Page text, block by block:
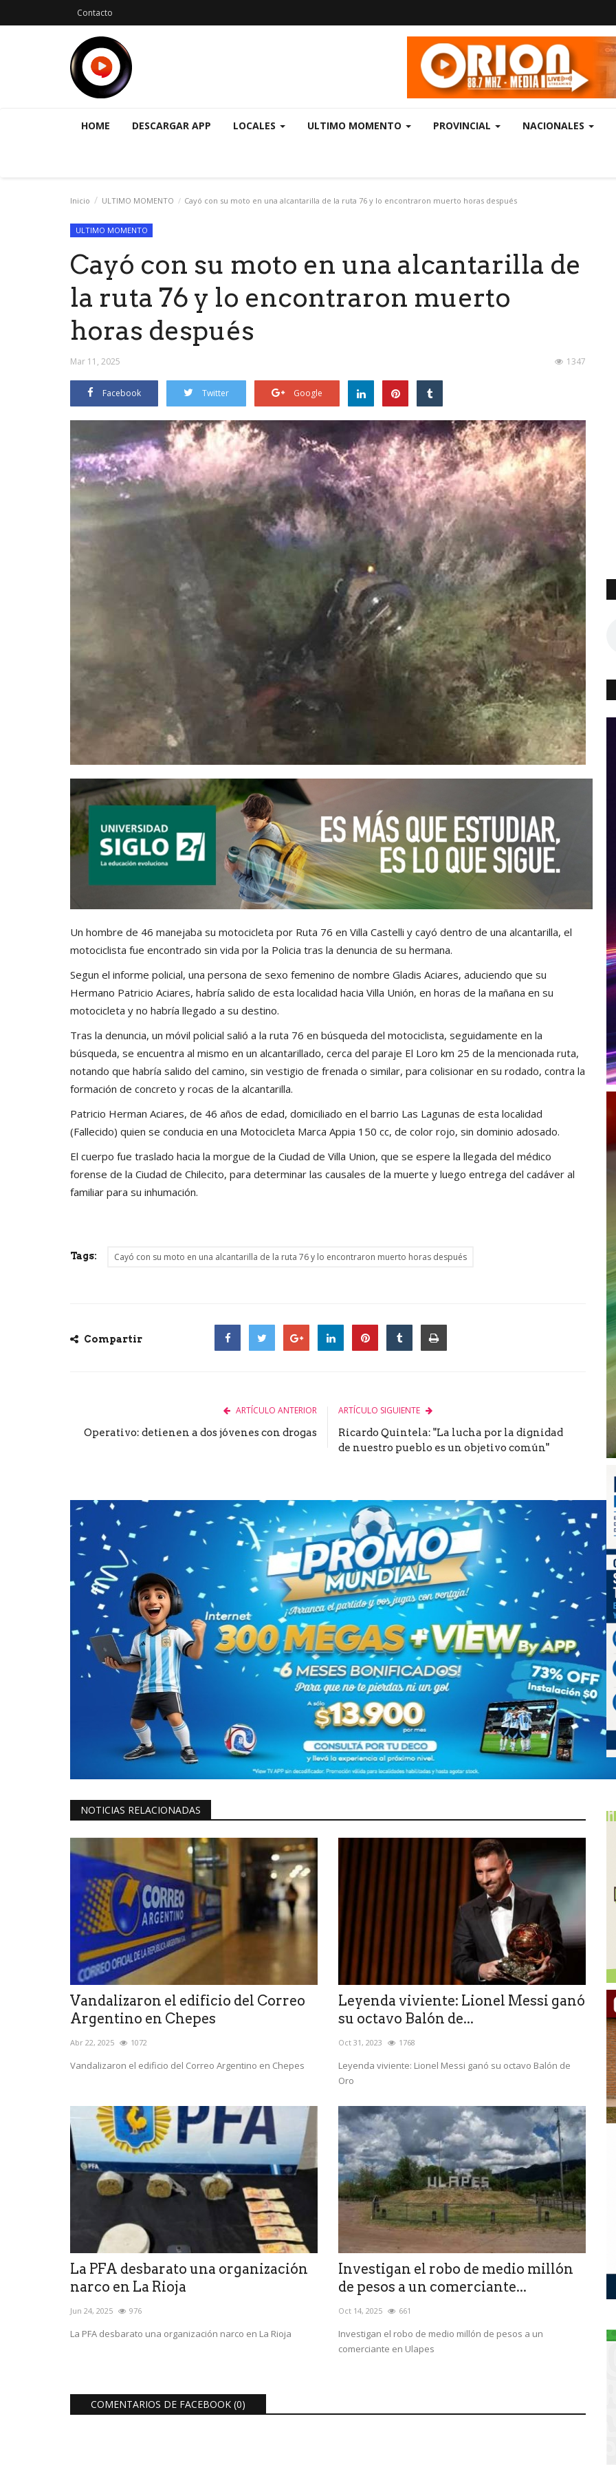
Contacto
HOME DESCARGAR APP LOCALES ULTIMO MOMENTO PROVINCIAL NACIONALES
Inicio ULTIMO MOMENTO Cayó con su moto en una alcantarilla de la ruta 76 y lo encontraron muerto horas después
ULTIMO MOMENTO
Cayó con su moto en una alcantarilla de
la ruta 76 y lo encontraron muerto
horas después
Mar 11, 2025 1347
Facebook Twitter Google
Un hombre de 46 manejaba su motocicleta por Ruta 76 en Villa Castelli y cayó dentro de una alcantarilla, el
motociclista fue encontrado sin vida por la Policia tras la denuncia de su hermana.
Segun el informe policial, una persona de sexo femenino de nombre Gladis Aciares, aduciendo que su
Hermano Patricio Aciares, habría salido de esta localidad hacia Villa Unión, en horas de la mañana en su
motocicleta y no habría llegado a su destino.
Tras la denuncia, un móvil policial salió a la ruta 76 en búsqueda del motociclista, seguidamente en la
búsqueda, se encuentra al mismo en un alcantarillado, cerca del paraje El Loro km 25 de la mencionada ruta,
notando que habría salido del camino, sin vestigio de frenada o similar, para colisionar en su rodado, contra la
formación de concreto y rocas de la alcantarilla.
Patricio Herman Aciares, de 46 años de edad, domiciliado en el barrio Las Lagunas de esta localidad
(Fallecido) quien se conducia en una Motocicleta Marca Appia 150 cc, de color rojo, sin dominio adosado.
El cuerpo fue traslado hacia la morgue de la Ciudad de Villa Union, que se espere la llegada del médico
forense de la Ciudad de Chilecito, para determinar las causales de la muerte y luego entrega del cadáver al
familiar para su inhumación.
Tags: Cayó con su moto en una alcantarilla de la ruta 76 y lo encontraron muerto horas después
Compartir
ARTÍCULO ANTERIOR
Operativo: detienen a dos jóvenes con drogas
ARTÍCULO SIGUIENTE
Ricardo Quintela: "La lucha por la dignidad
de nuestro pueblo es un objetivo común"
NOTICIAS RELACIONADAS
Vandalizaron el edificio del Correo
Argentino en Chepes
Abr 22, 2025 1072
Vandalizaron el edificio del Correo Argentino en Chepes
Leyenda viviente: Lionel Messi ganó
su octavo Balón de...
Oct 31, 2023 1768
Leyenda viviente: Lionel Messi ganó su octavo Balón de
Oro
La PFA desbarato una organización
narco en La Rioja
Jun 24, 2025 976
La PFA desbarato una organización narco en La Rioja
Investigan el robo de medio millón
de pesos a un comerciante...
Oct 14, 2025 661
Investigan el robo de medio millón de pesos a un
comerciante en Ulapes
COMENTARIOS DE FACEBOOK (0)